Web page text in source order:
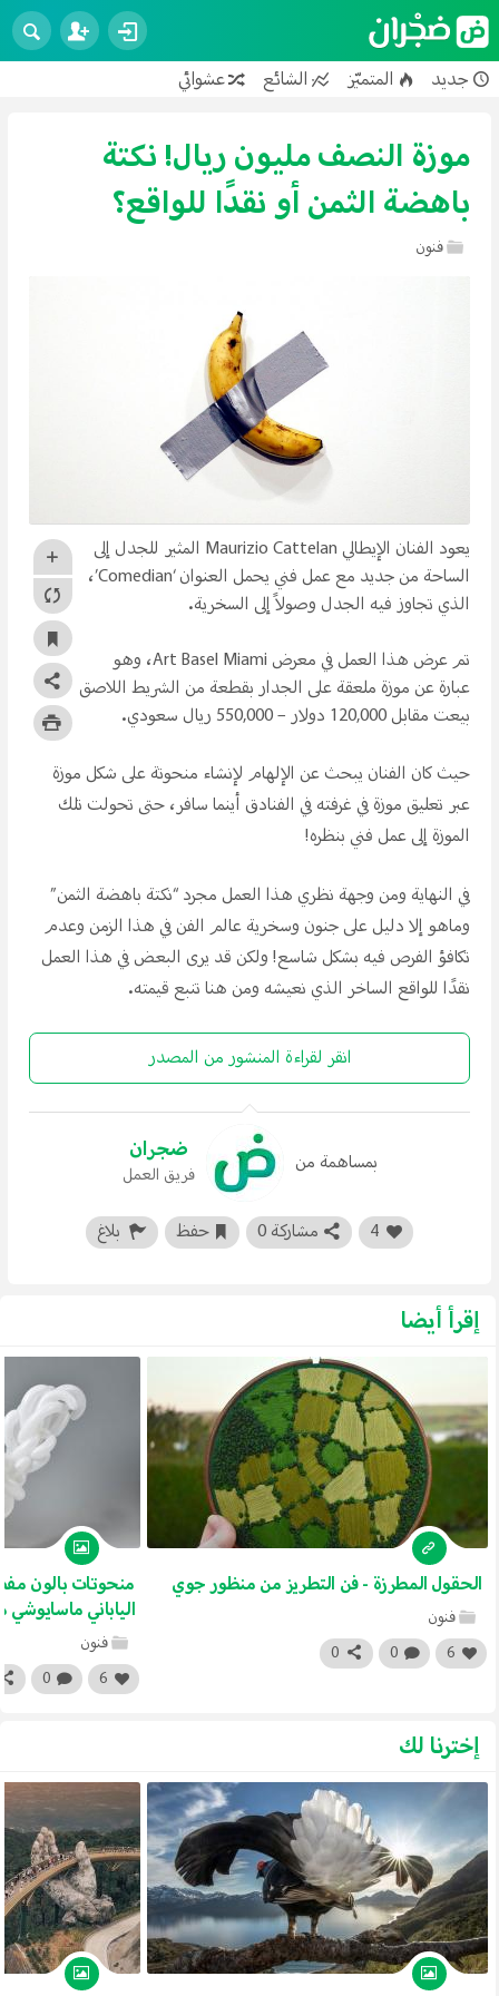
فنون تصوير تصميم عمارة
تطوير الذات
رياضة صحة حيوانات
طرائف
إسلام أعمال علاقات
جديد المتميّز الشائع عشوائي
موزة النصف مليون ريال! نكتة
باهضة الثمن أو نقدًا للواقع؟
فنون
يعود الفنان الإيطالي Maurizio Cattelan المثير للجدل إلى
الساحة من جديد مع عمل فني يحمل العنوان ‘Comedian’،
الذي تجاوز فيه الجدل وصولاً إلى السخرية.
تم عرض هذا العمل في معرض Art Basel Miami، وهو
عبارة عن موزة ملعقة على الجدار بقطعة من الشريط اللاصق
بيعت مقابل 120,000 دولار – 550,000 ريال سعودي.
حيث كان الفنان يبحث عن الإلهام لإنشاء منحوتة على شكل موزة
عبر تعليق موزة في غرفته في الفنادق أينما سافر، حتى تحولت تلك
الموزة إلى عمل فني بنظره!
في النهاية ومن وجهة نظري هذا العمل مجرد “نكتة باهضة الثمن”
وماهو إلا دليل على جنون وسخرية عالم الفن في هذا الزمن وعدم
تكافؤ الفرص فيه بشكل شاسع! ولكن قد يرى البعض في هذا العمل
نقدًا للواقع الساخر الذي نعيشه ومن هنا تنبع قيمته.
انقر لقراءة المنشور من المصدر
بمساهمة من ضجران
فريق العمل
4 مشاركة 0 حفظ بلاغ
إقرأ أيضا
الحقول المطرزة - فن التطريز من منظور جوي
فنون
6
0
منحوتات بالون
الياباني
فنون
6
إخترنا لك